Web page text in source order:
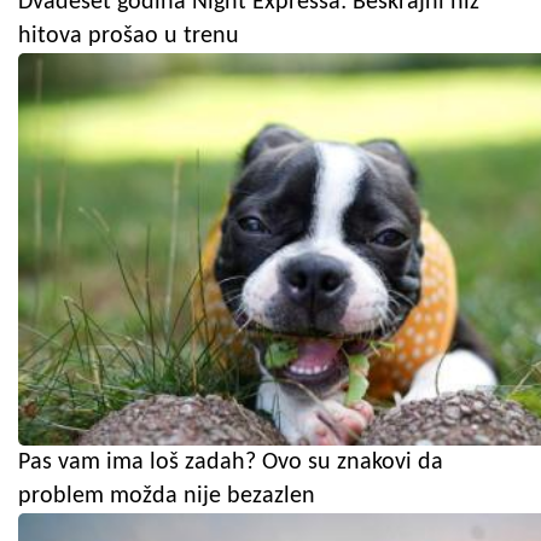
hitova prošao u trenu
Pas vam ima loš zadah? Ovo su znakovi da
problem možda nije bezazlen